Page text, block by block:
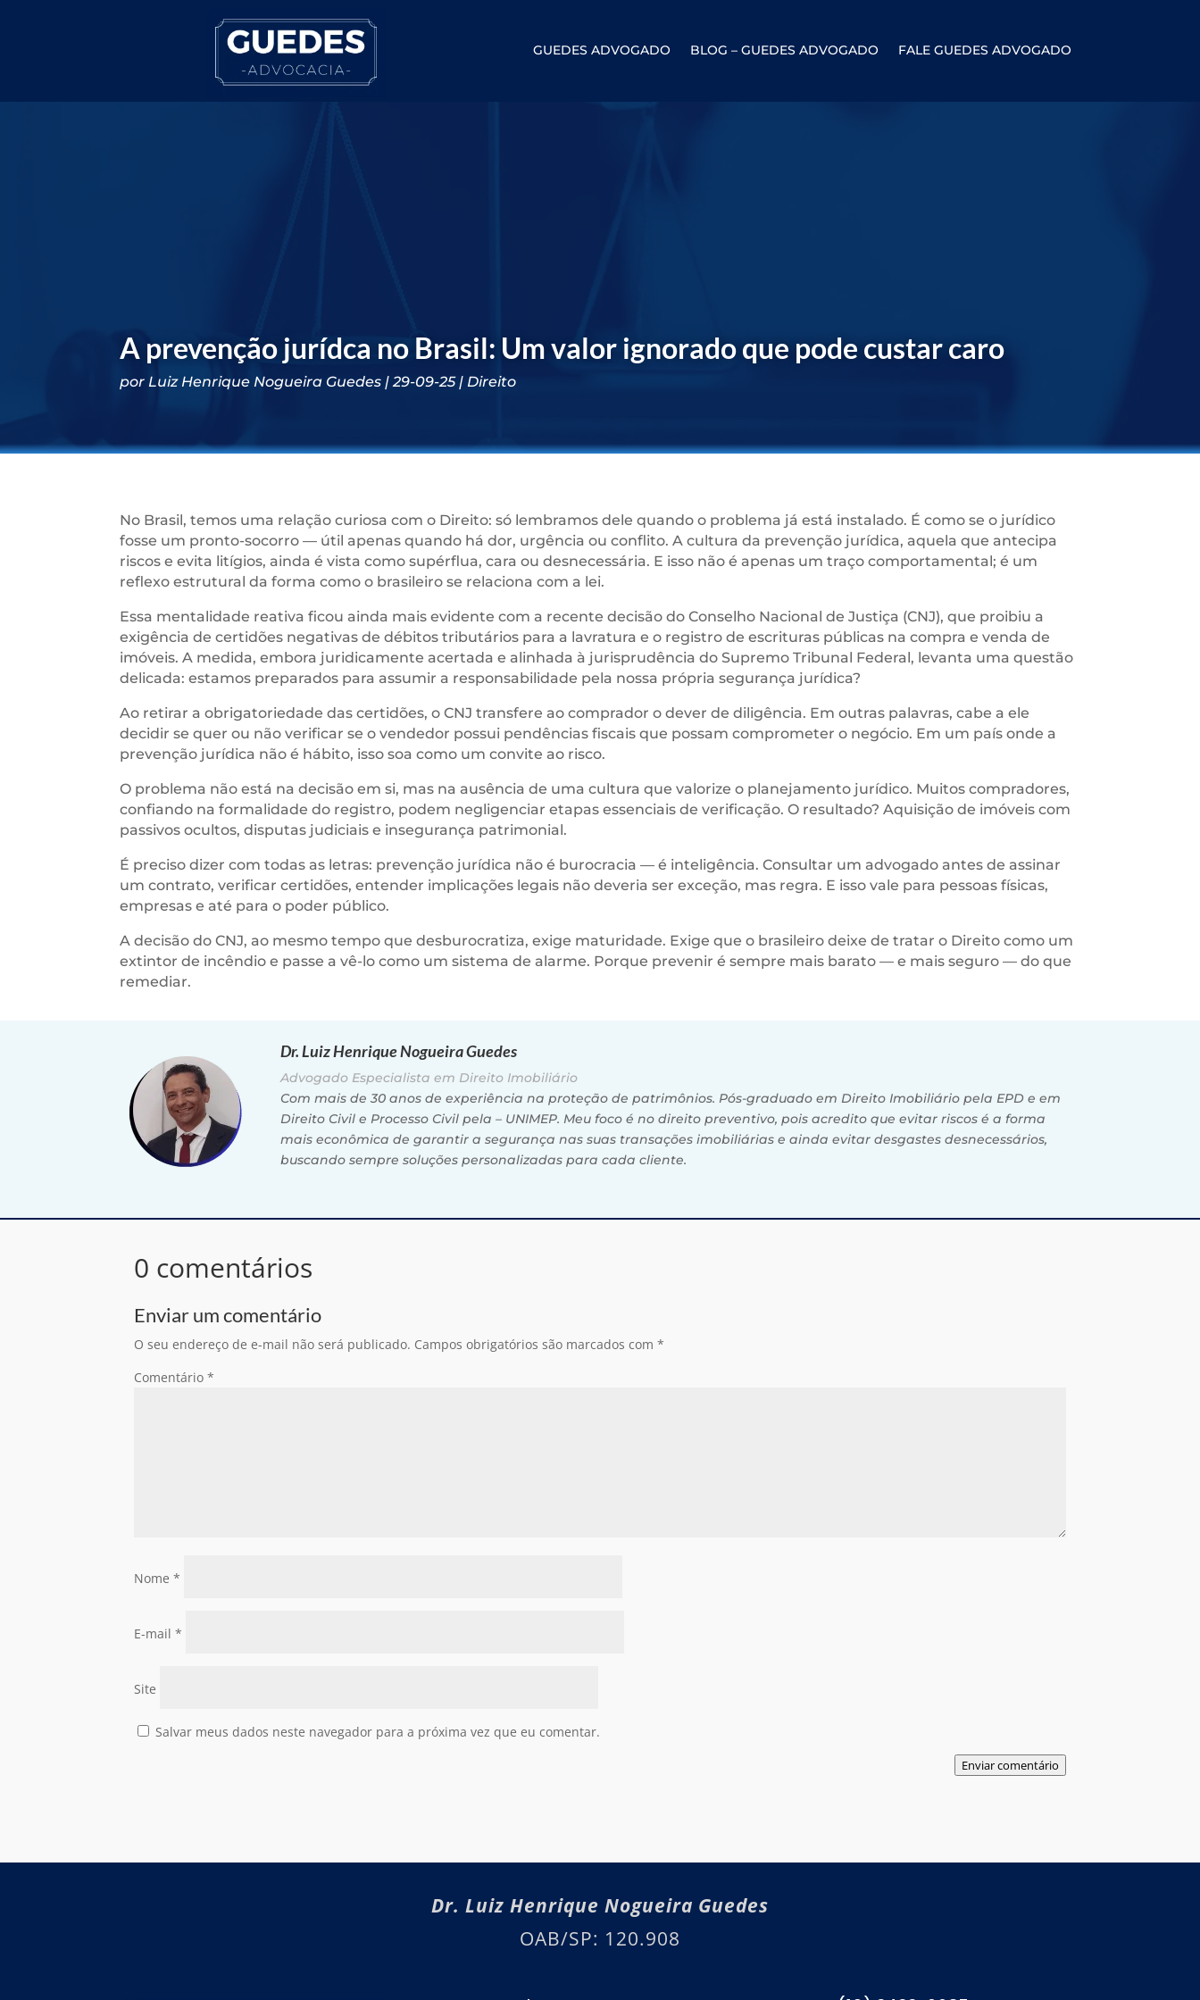
GUEDES ADVOGADO BLOG – GUEDES ADVOGADO FALE GUEDES ADVOGADO
A prevenção jurídca no Brasil: Um valor ignorado que pode custar caro
por Luiz Henrique Nogueira Guedes 29-09-25 Direito
No Brasil, temos uma relação curiosa com o Direito: só lembramos dele quando o problema já está instalado. É como se o jurídico
fosse um pronto-socorro — útil apenas quando há dor, urgência ou conflito. A cultura da prevenção jurídica, aquela que antecipa
riscos e evita litígios, ainda é vista como supérflua, cara ou desnecessária. E isso não é apenas um traço comportamental; é um
reflexo estrutural da forma como o brasileiro se relaciona com a lei.
Essa mentalidade reativa ficou ainda mais evidente com a recente decisão do Conselho Nacional de Justiça (CNJ), que proibiu a
exigência de certidões negativas de débitos tributários para a lavratura e o registro de escrituras públicas na compra e venda de
imóveis. A medida, embora juridicamente acertada e alinhada à jurisprudência do Supremo Tribunal Federal, levanta uma questão
delicada: estamos preparados para assumir a responsabilidade pela nossa própria segurança jurídica?
Ao retirar a obrigatoriedade das certidões, o CNJ transfere ao comprador o dever de diligência. Em outras palavras, cabe a ele
decidir se quer ou não verificar se o vendedor possui pendências fiscais que possam comprometer o negócio. Em um país onde a
prevenção jurídica não é hábito, isso soa como um convite ao risco.
O problema não está na decisão em si, mas na ausência de uma cultura que valorize o planejamento jurídico. Muitos compradores,
confiando na formalidade do registro, podem negligenciar etapas essenciais de verificação. O resultado? Aquisição de imóveis com
passivos ocultos, disputas judiciais e insegurança patrimonial.
É preciso dizer com todas as letras: prevenção jurídica não é burocracia — é inteligência. Consultar um advogado antes de assinar
um contrato, verificar certidões, entender implicações legais não deveria ser exceção, mas regra. E isso vale para pessoas físicas,
empresas e até para o poder público.
A decisão do CNJ, ao mesmo tempo que desburocratiza, exige maturidade. Exige que o brasileiro deixe de tratar o Direito como um
extintor de incêndio e passe a vê-lo como um sistema de alarme. Porque prevenir é sempre mais barato — e mais seguro — do que
remediar.
Dr. Luiz Henrique Nogueira Guedes
Advogado Especialista em Direito Imobiliário
Com mais de 30 anos de experiência na proteção de patrimônios.Pós-graduado em Direito Imobiliário pela EPD e em
Direito Civil e Processo Civil pela – UNIMEP.Meu foco é no direito preventivo, pois acredito que evitar riscos é a forma
mais econômica de garantir a segurança nas suas transações imobiliárias e ainda evitar desgastes desnecessários,
buscando sempre soluções personalizadas para cada cliente.
0 comentários
Enviar um comentário
O seu endereço de e-mail não será publicado. Campos obrigatórios são marcados com*
Comentário*
Nome*
E-mail*
Site
Salvar meus dados neste navegador para a próxima vez que eu comentar.
Enviar comentário
Dr. Luiz Henrique Nogueira Guedes
OAB/SP: 120.908